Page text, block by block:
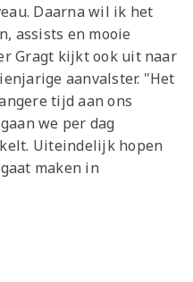
Daarna wil ik het
assists en mooie
Gragt kijkt ook uit naar
aanvalster. "Het
tijd aan ons
we per dag
Uiteindelijk hopen
maken in